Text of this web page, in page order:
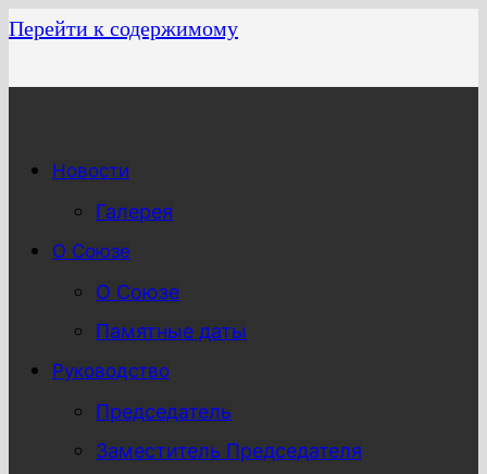
Перейти к содержимому
Новости
Галерея
О Союзе
О Союзе
Памятные даты
Руководство
Председатель
Заместитель Председателя